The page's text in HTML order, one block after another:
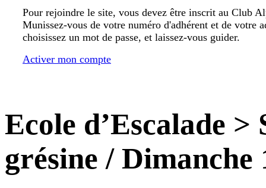
Pour rejoindre le site, vous devez être inscrit au Club
Munissez-vous de votre numéro d'adhérent et de votre
choisissez un mot de passe, et laissez-vous guider.
Activer mon compte
Ecole d’Escalade >
grésine / Dimanche